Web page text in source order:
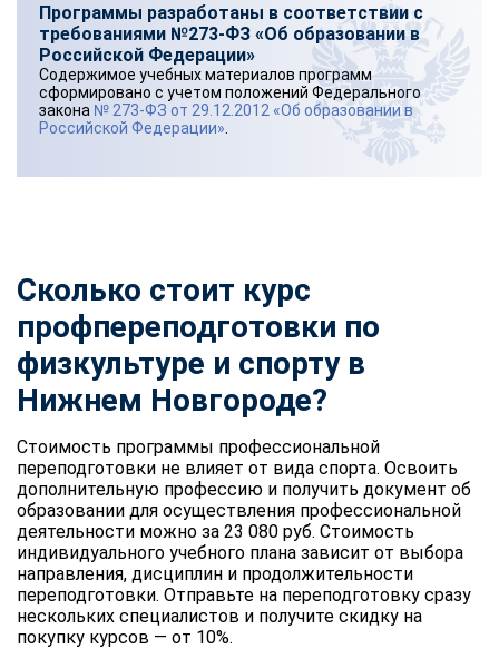
Программы разработаны в соответствии с
требованиями №273-ФЗ «Об образовании в
Российской Федерации»
Содержимое учебных материалов программ
сформировано с учетом положений Федерального
закона № 273-ФЗ от 29.12.2012 «Об образовании в
Российской Федерации»
Сколько стоит курс
профпереподготовки по
физкультуре и спортув
Нижнем Новгороде?
Стоимость программы профессиональной
переподготовки не влияет от вида спорта. Освоить
дополнительную профессию и получить документ об
образовании для осуществления профессиональной
деятельности можно за 23 080 руб. Стоимость
индивидуального учебного плана зависит от выбора
направления, дисциплин и продолжительности
переподготовки. Отправьте на переподготовку сразу
нескольких специалистов и получите скидку на
покупку курсов — от 10%.